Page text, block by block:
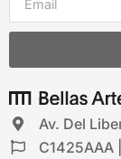
Av. Del
C1425AAA